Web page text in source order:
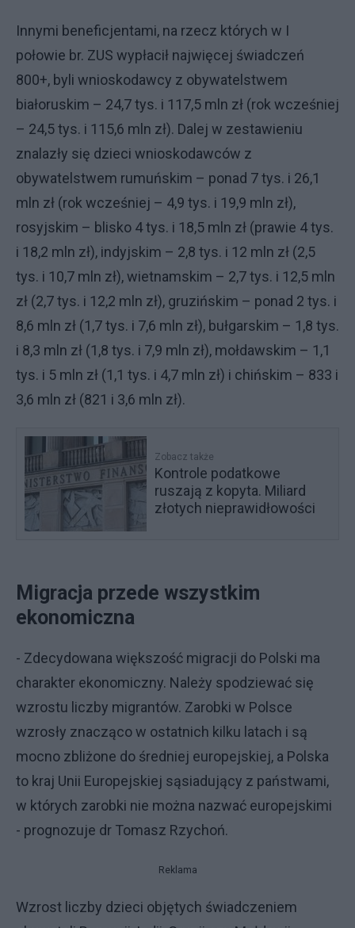
Innymi beneficjentami, na rzecz których w I
połowie br. ZUS wypłacił najwięcej świadczeń
800+, byli wnioskodawcy z obywatelstwem
białoruskim – 24,7 tys. i 117,5 mln zł (rok wcześniej
– 24,5 tys. i 115,6 mln zł). Dalej w zestawieniu
znalazły się dzieci wnioskodawców z
obywatelstwem rumuńskim – ponad 7 tys. i 26,1
mln zł (rok wcześniej – 4,9 tys. i 19,9 mln zł),
rosyjskim – blisko 4 tys. i 18,5 mln zł (prawie 4 tys.
i 18,2 mln zł), indyjskim – 2,8 tys. i 12 mln zł (2,5
tys. i 10,7 mln zł), wietnamskim – 2,7 tys. i 12,5 mln
zł (2,7 tys. i 12,2 mln zł), gruzińskim – ponad 2 tys. i
8,6 mln zł (1,7 tys. i 7,6 mln zł), bułgarskim – 1,8 tys.
i 8,3 mln zł (1,8 tys. i 7,9 mln zł), mołdawskim – 1,1
tys. i 5 mln zł (1,1 tys. i 4,7 mln zł) i chińskim – 833 i
3,6 mln zł (821 i 3,6 mln zł).
Zobacz także
Kontrole podatkowe
ruszają z kopyta. Miliard
złotych nieprawidłowości
Migracja przede wszystkim
ekonomiczna
- Zdecydowana większość migracji do Polski ma
charakter ekonomiczny. Należy spodziewać się
wzrostu liczby migrantów. Zarobki w Polsce
wzrosły znacząco w ostatnich kilku latach i są
mocno zbliżone do średniej europejskiej, a Polska
to kraj Unii Europejskiej sąsiadujący z państwami,
w których zarobki nie można nazwać europejskimi
- prognozuje dr Tomasz Rzychoń.
Reklama
Wzrost liczby dzieci objętych świadczeniem